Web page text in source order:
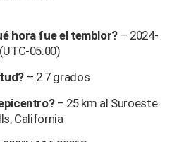
hora fue el temblor? – 2024-
05:00)
– 2.7 grados
– 25 km al Suroeste
California